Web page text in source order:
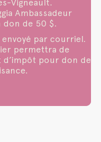
Vigneault.
Ambassadeur
de 50 $.
par courriel.
permettra de
d’impôt pour don de